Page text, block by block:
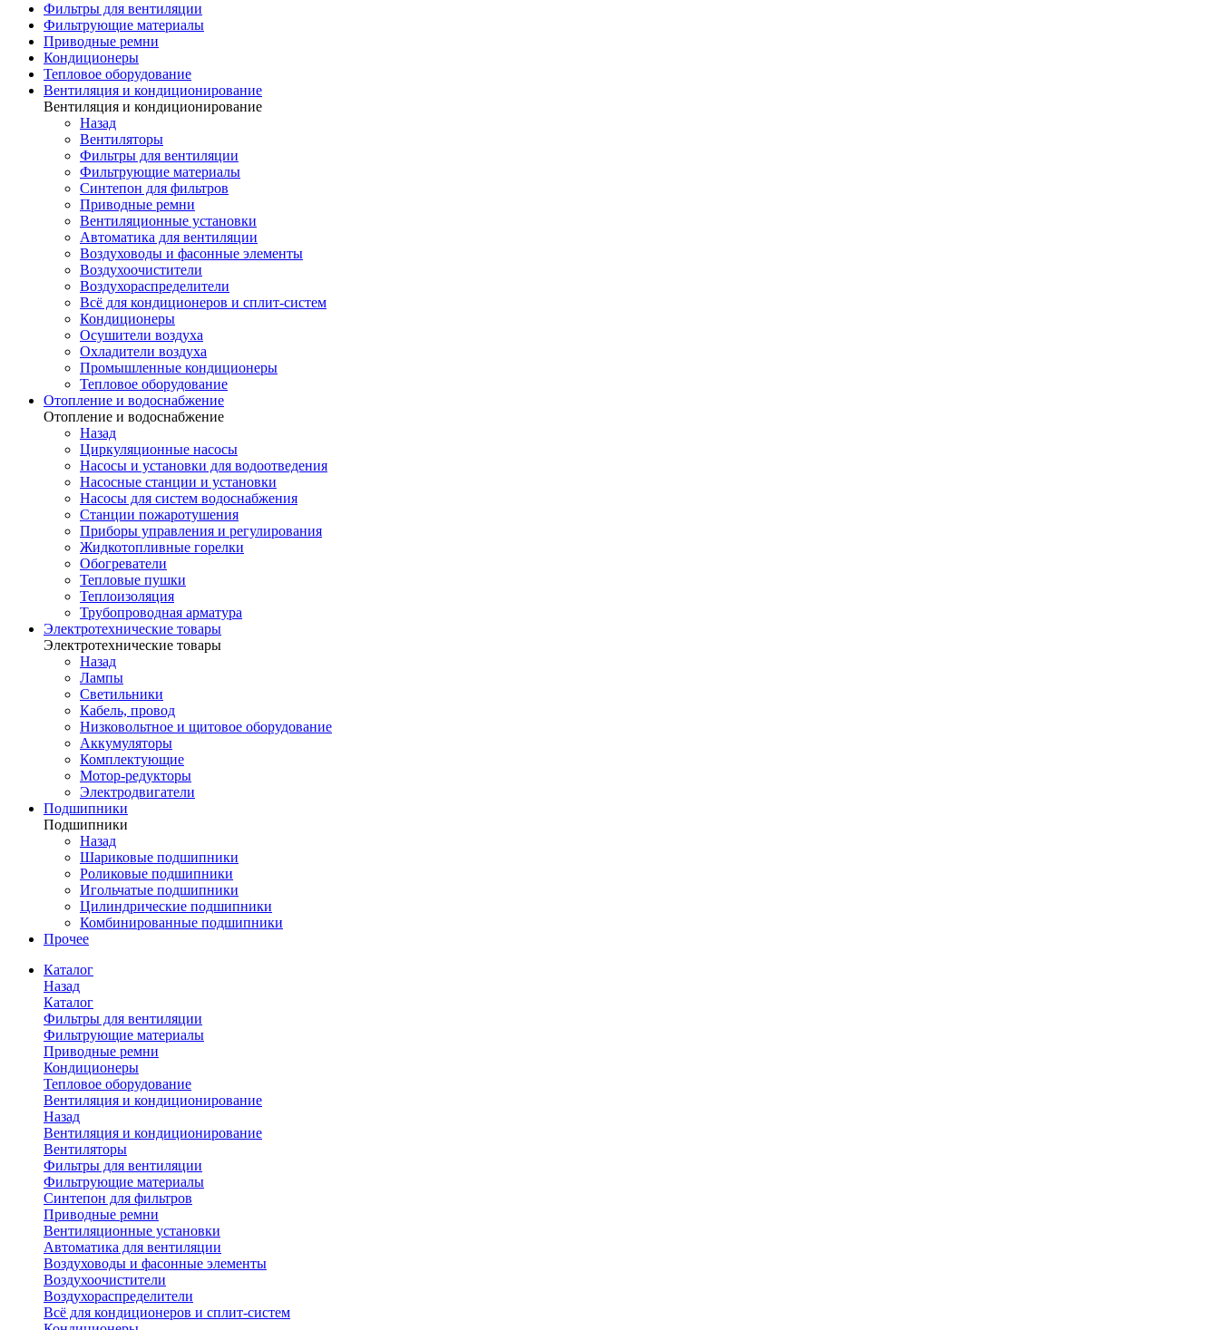
Фильтры для вентиляции
Фильтрующие материалы
Приводные ремни
Кондиционеры
Тепловое оборудование
Вентиляция и кондиционирование
Вентиляция и кондиционирование
Назад
Вентиляторы
Фильтры для вентиляции
Фильтрующие материалы
Синтепон для фильтров
Приводные ремни
Вентиляционные установки
Автоматика для вентиляции
Воздуховоды и фасонные элементы
Воздухоочистители
Воздухораспределители
Всё для кондиционеров и сплит-систем
Кондиционеры
Осушители воздуха
Охладители воздуха
Промышленные кондиционеры
Тепловое оборудование
Отопление и водоснабжение
Отопление и водоснабжение
Назад
Циркуляционные насосы
Насосы и установки для водоотведения
Насосные станции и установки
Насосы для систем водоснабжения
Станции пожаротушения
Приборы управления и регулирования
Жидкотопливные горелки
Обогреватели
Тепловые пушки
Теплоизоляция
Трубопроводная арматура
Электротехнические товары
Электротехнические товары
Назад
Лампы
Светильники
Кабель, провод
Низковольтное и щитовое оборудование
Аккумуляторы
Комплектующие
Мотор-редукторы
Электродвигатели
Подшипники
Подшипники
Назад
Шариковые подшипники
Роликовые подшипники
Игольчатые подшипники
Цилиндрические подшипники
Комбинированные подшипники
Прочее
Каталог
Назад
Каталог
Фильтры для вентиляции
Фильтрующие материалы
Приводные ремни
Кондиционеры
Тепловое оборудование
Вентиляция и кондиционирование
Назад
Вентиляция и кондиционирование
Вентиляторы
Фильтры для вентиляции
Фильтрующие материалы
Синтепон для фильтров
Приводные ремни
Вентиляционные установки
Автоматика для вентиляции
Воздуховоды и фасонные элементы
Воздухоочистители
Воздухораспределители
Всё для кондиционеров и сплит-систем